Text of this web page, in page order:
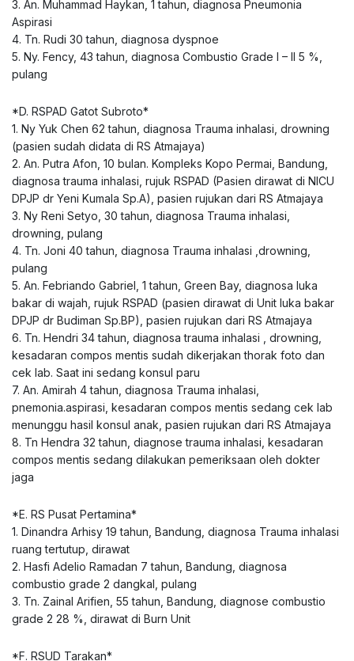
3. An. Muhammad Haykan, 1 tahun, diagnosa Pneumonia
Aspirasi
4. Tn. Rudi 30 tahun, diagnosa dyspnoe
5. Ny. Fency, 43 tahun, diagnosa Combustio Grade I – II 5 %,
pulang
*D. RSPAD Gatot Subroto*
1. Ny Yuk Chen 62 tahun, diagnosa Trauma inhalasi, drowning
(pasien sudah didata di RS Atmajaya)
2. An. Putra Afon, 10 bulan. Kompleks Kopo Permai, Bandung,
diagnosa trauma inhalasi, rujuk RSPAD (Pasien dirawat di NICU
DPJP dr Yeni Kumala Sp.A), pasien rujukan dari RS Atmajaya
3. Ny Reni Setyo, 30 tahun, diagnosa Trauma inhalasi,
drowning, pulang
4. Tn. Joni 40 tahun, diagnosa Trauma inhalasi ,drowning,
pulang
5. An. Febriando Gabriel, 1 tahun, Green Bay, diagnosa luka
bakar di wajah, rujuk RSPAD (pasien dirawat di Unit luka bakar
DPJP dr Budiman Sp.BP), pasien rujukan dari RS Atmajaya
6. Tn. Hendri 34 tahun, diagnosa trauma inhalasi , drowning,
kesadaran compos mentis sudah dikerjakan thorak foto dan
cek lab. Saat ini sedang konsul paru
7. An. Amirah 4 tahun, diagnosa Trauma inhalasi,
pnemonia.aspirasi, kesadaran compos mentis sedang cek lab
menunggu hasil konsul anak, pasien rujukan dari RS Atmajaya
8. Tn Hendra 32 tahun, diagnose trauma inhalasi, kesadaran
compos mentis sedang dilakukan pemeriksaan oleh dokter
jaga
*E. RS Pusat Pertamina*
1. Dinandra Arhisy 19 tahun, Bandung, diagnosa Trauma inhalasi
ruang tertutup, dirawat
2. Hasfi Adelio Ramadan 7 tahun, Bandung, diagnosa
combustio grade 2 dangkal, pulang
3. Tn. Zainal Arifien, 55 tahun, Bandung, diagnose combustio
grade 2 28 %, dirawat di Burn Unit
*F. RSUD Tarakan*